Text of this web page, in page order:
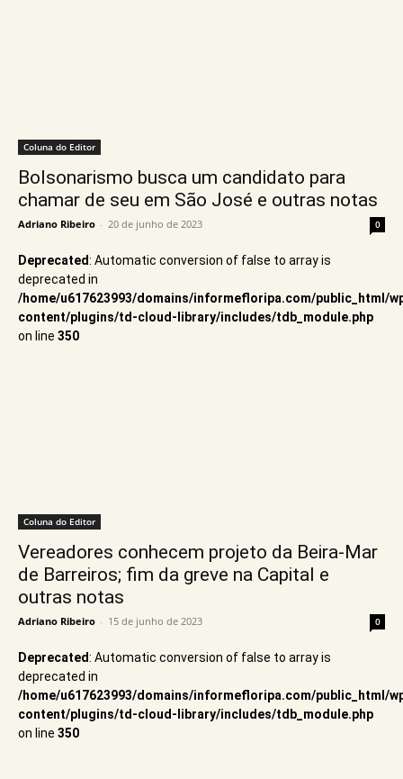
Coluna do Editor
Bolsonarismo busca um candidato para
chamar de seu em São José e outras notas
Adriano Ribeiro - 20 de junho de 2023 0
Coluna do Editor
Deprecated: Automatic conversion of false to array is
deprecated in
/home/u617623993/domains/informefloripa.com/public_html/
content/plugins/td-cloud-library/includes/tdb_module.php
on line 350
Vereadores conhecem projeto da Beira-Mar
de Barreiros; fim da greve na Capital e
outras notas
Adriano Ribeiro - 15 de junho de 2023 0
Deprecated: Automatic conversion of false to array is
deprecated in
/home/u617623993/domains/informefloripa.com/public_html/
content/plugins/td-cloud-library/includes/tdb_module.php
on line 350